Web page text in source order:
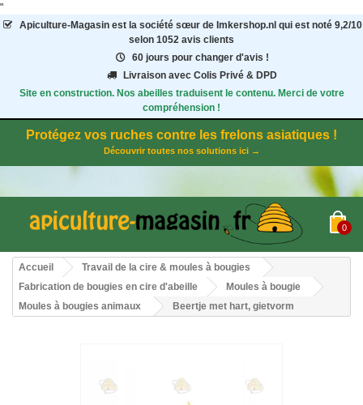
"
Apiculture-Magasinest la société sœur de Imkershop.nl qui est noté 9,2/10
selon 1052 avis clients
60 jours pour changer d'avis !
Livraison avec Colis Privé & DPD
Site en construction. Nos abeilles traduisent le contenu. Merci de votre
compréhension !
Protégez vos ruches contre les frelons asiatiques !
Découvrir toutes nos solutions ici →
0
Accueil
Travail de la cire & moules à bougies
Fabrication de bougies en cire d'abeille
Moules à bougie
Moules à bougies animaux
Beertje met hart, gietvorm